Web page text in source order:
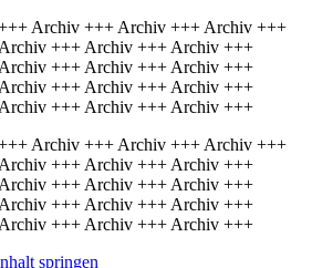
Archiv +++ Archiv +++ Archiv +++
+++ Archiv +++ Archiv +++
+++ Archiv +++ Archiv +++
+++ Archiv +++ Archiv +++
+++ Archiv +++ Archiv +++
Archiv +++ Archiv +++ Archiv +++
+++ Archiv +++ Archiv +++
+++ Archiv +++ Archiv +++
+++ Archiv +++ Archiv +++
+++ Archiv +++ Archiv +++
springen